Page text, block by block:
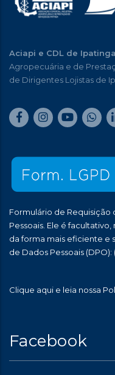
Aciapi e CDL de Ipatinga
Agropecuária e de
de Dirigentes Lojistas de
Formulário de Requisição
Pessoais. Ele é
da forma mais eficiente e
de Dados Pessoais (DPO):
Clique aqui e leia nossa
Facebook